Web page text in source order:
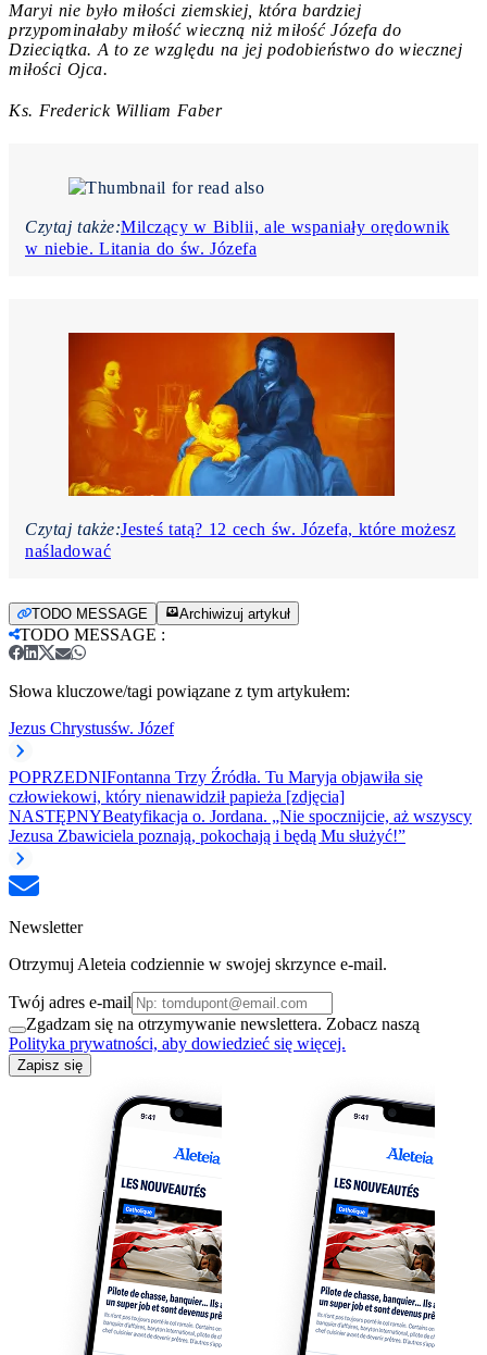
Maryi nie było miłości ziemskiej, która bardziej
przypominałaby miłość wieczną niż miłość Józefa do
Dzieciątka. A to ze względu na jej podobieństwo do wiecznej
miłości Ojca.
Ks. Frederick William Faber
Czytaj także:Milczący w Biblii, ale wspaniały orędownik
w niebie. Litania do św. Józefa
Czytaj także:Jesteś tatą? 12 cech św. Józefa, które możesz
naśladować
TODO MESSAGE Archiwizuj artykuł
TODO MESSAGE :
Słowa kluczowe/tagi powiązane z tym artykułem:
Jezus Chrystusśw. Józef
POPRZEDNIFontanna Trzy Źródła. Tu Maryja objawiła się
człowiekowi, który nienawidził papieża [zdjęcia]
NASTĘPNYBeatyfikacja o. Jordana. „Nie spocznijcie, aż wszyscy
Jezusa Zbawiciela poznają, pokochają i będą Mu służyć!”
Newsletter
Otrzymuj Aleteia codziennie w swojej skrzynce e-mail.
Twój adres e-mail
Zgadzam się na otrzymywanie newslettera. Zobacz naszą
Polityka prywatności, aby dowiedzieć się więcej.
Zapisz się